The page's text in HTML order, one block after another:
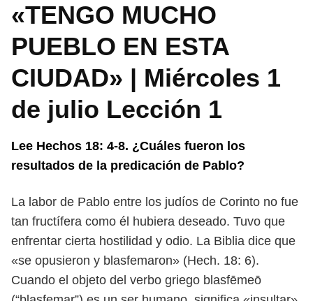
«TENGO MUCHO
PUEBLO EN ESTA
CIUDAD» | Miércoles 1
de julio Lección 1
Lee Hechos 18: 4-8. ¿Cuáles fueron los
resultados de la predicación de Pablo?
La labor de Pablo entre los judíos de Corinto no fue
tan fructífera como él hubiera deseado. Tuvo que
enfrentar cierta hostilidad y odio. La Biblia dice que
«se opusieron y blasfemaron» (Hech. 18: 6).
Cuando el objeto del verbo griego blasfēmeō